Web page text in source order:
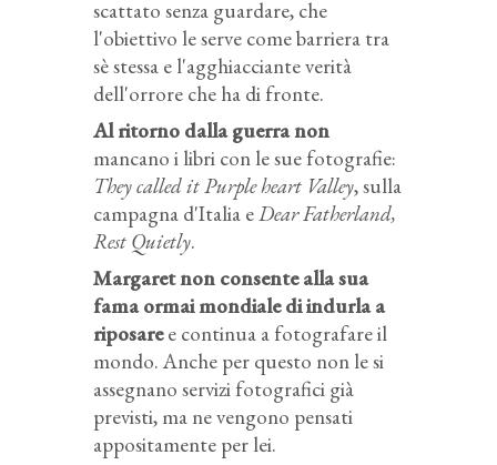
scattato senza guardare, che
l'obiettivo le serve come barriera tra
sè stessa e l'agghiacciante verità
dell'orrore che ha di fronte.
Al ritorno dalla guerra non
mancano i libri con le sue fotografie:
They called it Purple heart Valley, sulla
campagna d'Italia eDear Fatherland,
Rest Quietly.
Margaret non consente alla sua
fama ormai mondiale di indurla a
riposaree continua a fotografare il
mondo. Anche per questo non le si
assegnano servizi fotografici già
previsti, ma ne vengono pensati
appositamente per lei.